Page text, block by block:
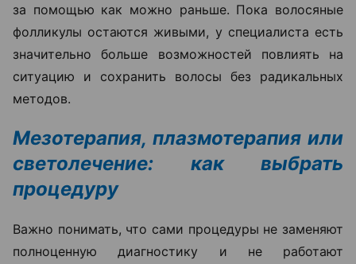
за помощью как можно раньше. Пока волосяные
фолликулы остаются живыми, у специалиста есть
значительно больше возможностей повлиять на
ситуацию и сохранить волосы без радикальных
методов.
Мезотерапия, плазмотерапия или
светолечение: как выбрать
процедуру
Важно понимать, что сами процедуры не заменяют
полноценную диагностику и не работают